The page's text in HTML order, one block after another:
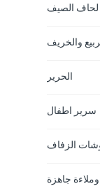
لحاف الصيف
والخريف
الحرير
سرير اطفال
الزفاف
جاهزة